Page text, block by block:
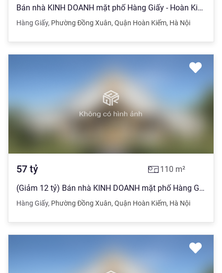
Bán nhà KINH DOANH mặt phố Hàng Giấy - Hoàn Kiếm, 110m2, 69 tỷ
Hàng Giấy, Phường Đồng Xuân, Quận Hoàn Kiếm, Hà Nội
57 tỷ 110 m²
(Giảm 12 tỷ) Bán nhà KINH DOANH mặt phố Hàng Giấy, 110m2, 57 tỷ
Hàng Giấy, Phường Đồng Xuân, Quận Hoàn Kiếm, Hà Nội